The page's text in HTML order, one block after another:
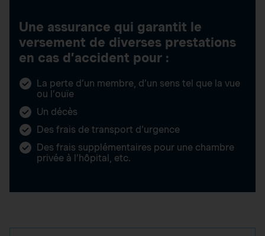
Une assurance qui garantit le
versement de diverses prestations
en cas d’accident pour :
La perte d’un membre, d’un sens tel que la vue
ou l’ouïe
Un décès
Des frais de transport d’urgence
Des frais supplémentaires pour une chambre
privée à l’hôpital, etc.